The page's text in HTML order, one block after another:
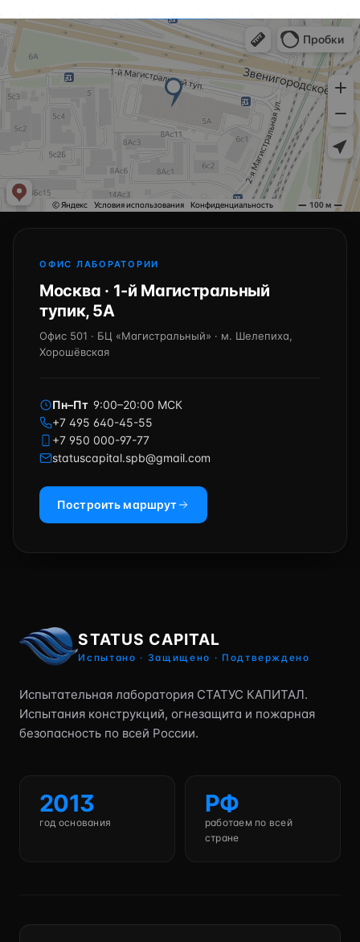
ОФИС ЛАБОРАТОРИИ
Москва · 1-й Магистральный
тупик, 5А
Офис 501 · БЦ «Магистральный» · м. Шелепиха,
Хорошёвская
Пн–Пт 9:00–20:00 МСК
+7 495 640-45-55
+7 950 000-97-77
statuscapital.spb@gmail.com
Построить маршрут
STATUS CAPITAL
Испытано · Защищено · Подтверждено
Испытательная лаборатория СТАТУС КАПИТАЛ.
Испытания конструкций, огнезащита и пожарная
безопасность по всей России.
2013
год основания
РФ
работаем по всей
стране